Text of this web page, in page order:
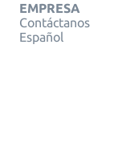
EMPRESA
Contáctanos
Español